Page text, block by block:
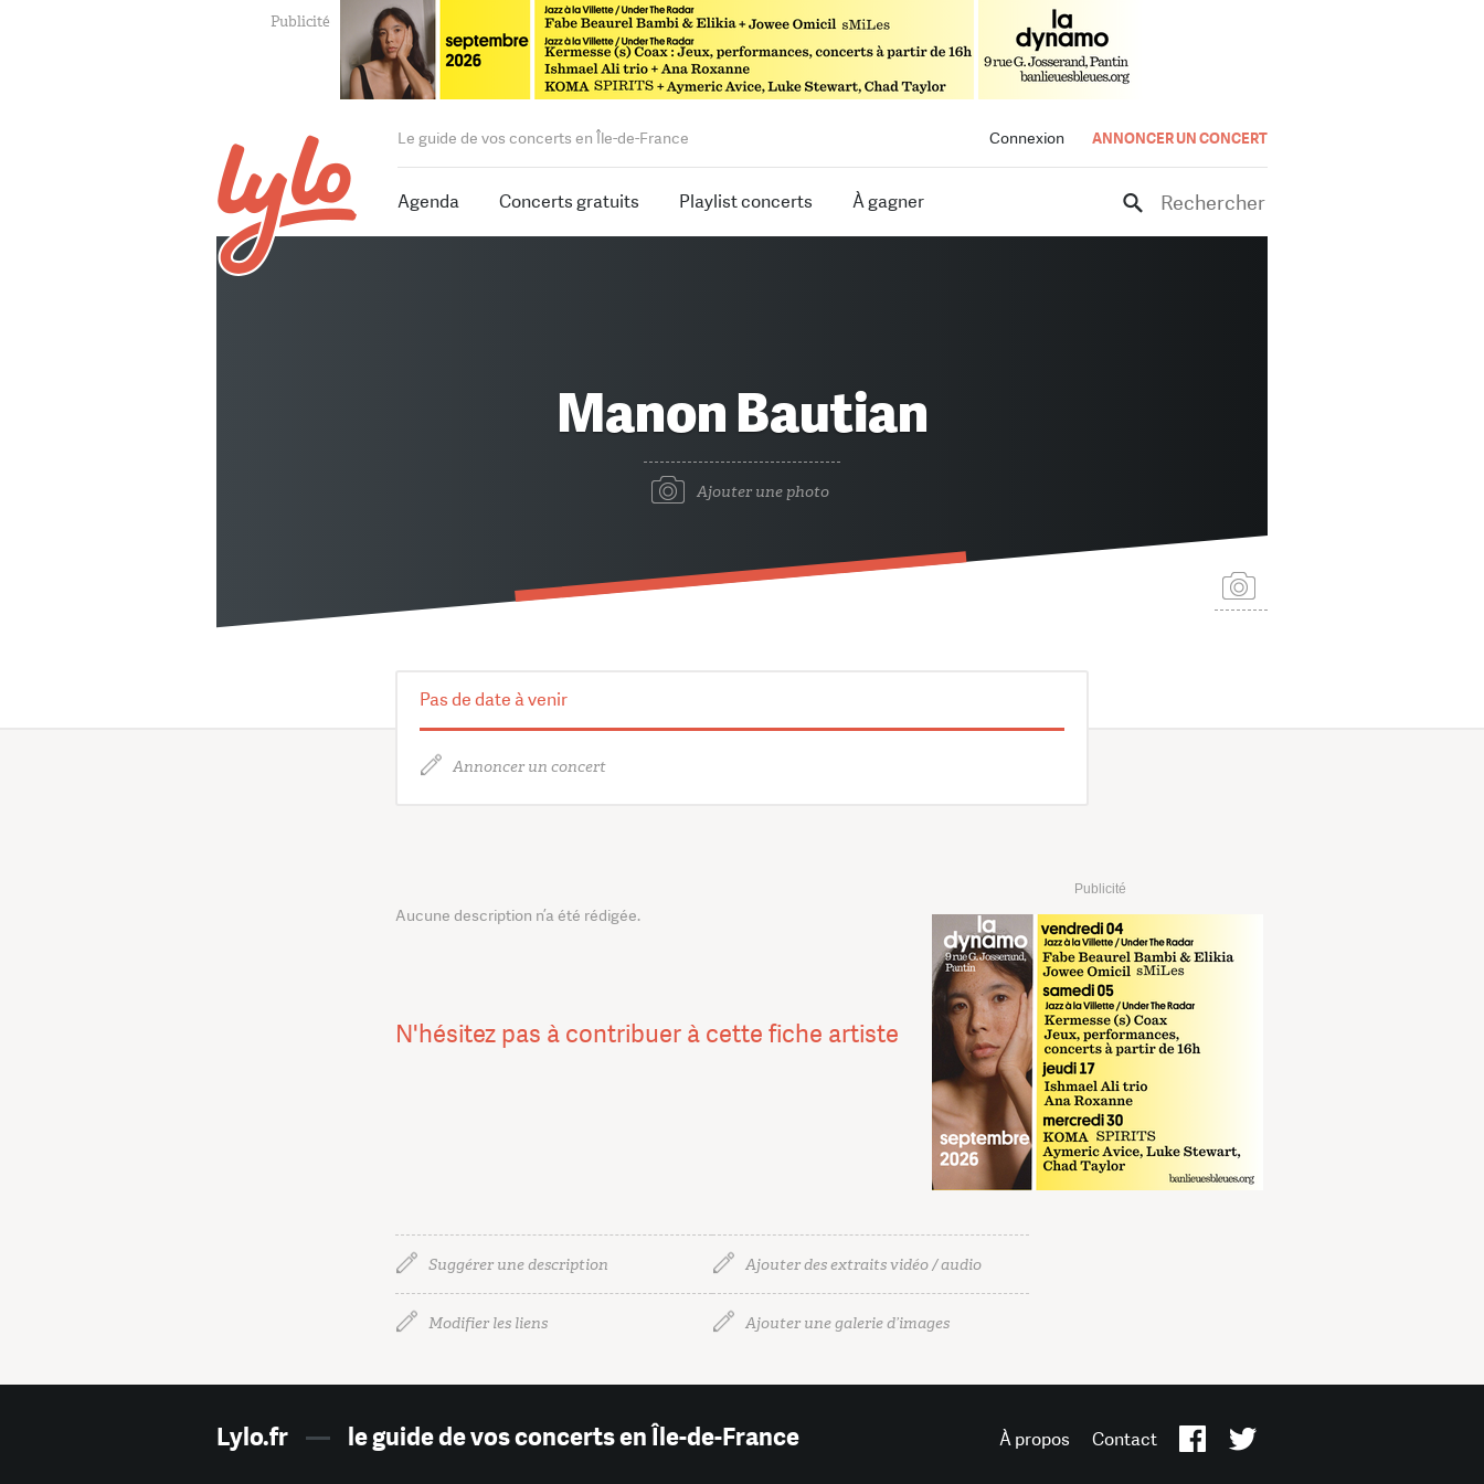
Connexion ANNONCER UN CONCERT
Le guide de vos concerts en Île-de-France
Agenda Concerts gratuits Playlist concerts À gagner Rechercher
Manon Bautian
Ajouter une photo
Pas de date à venir
Annoncer un concert
Publicité
Aucune description n’a été rédigée.
N'hésitez pas à contribuer à cette fiche artiste
Suggérer une description Ajouter des extraits vidéo / audio
Modifier les liens Ajouter une galerie d’images
Lylo.fr — le guide de vos concerts en Île-de-France À propos Contact